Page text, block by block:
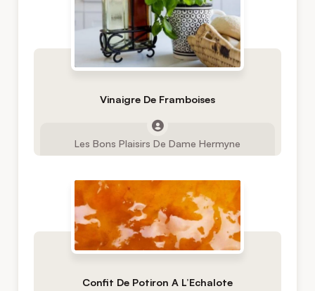
Vinaigre De Framboises
Les Bons Plaisirs De Dame Hermyne
Confit De Potiron A L’Echalote